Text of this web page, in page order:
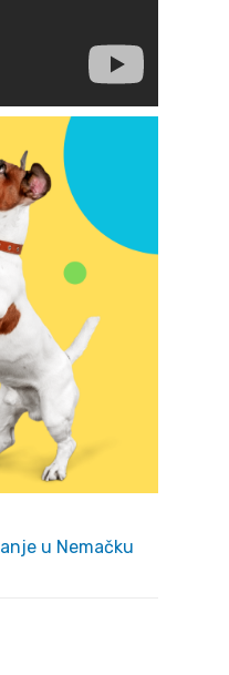
u Nemačku